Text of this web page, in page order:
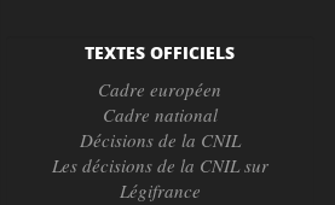
TEXTES OFFICIELS
Cadre européen
Cadre national
Décisions de la CNIL
Les décisions de la CNIL sur
Légifrance